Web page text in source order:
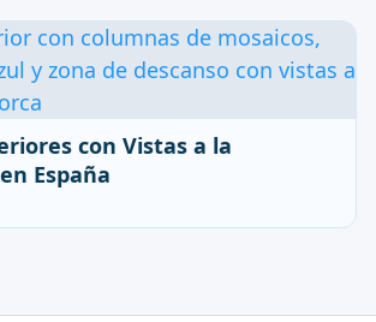
con Vistas a la
España